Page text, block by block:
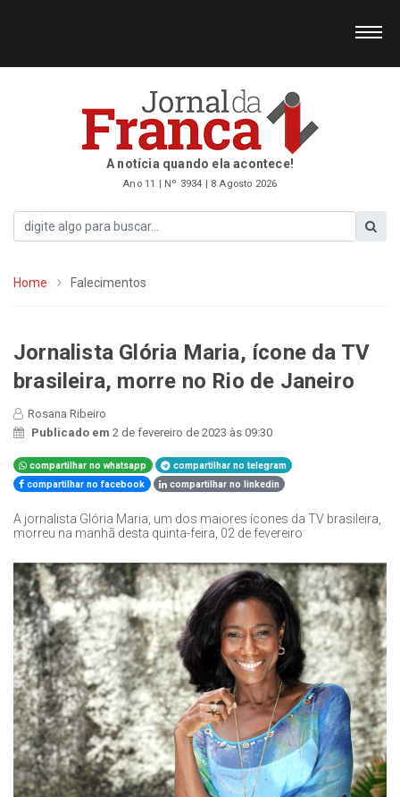
A notícia quando ela acontece!
Ano 11 | Nº 3934 | 8 Agosto 2026
Home Falecimentos
Jornalista Glória Maria, ícone da TV
brasileira, morre no Rio de Janeiro
Rosana Ribeiro
Publicado em 2 de fevereiro de 2023 às 09:30
compartilhar no whatsapp
compartilhar no telegram
compartilhar no facebook
compartilhar no linkedin
A jornalista Glória Maria, um dos maiores ícones da TV brasileira,
morreu na manhã desta quinta-feira, 02 de fevereiro